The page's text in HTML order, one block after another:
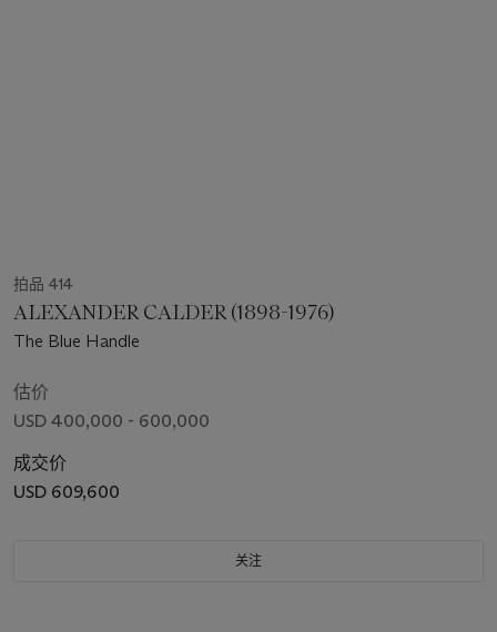
拍品 414
ALEXANDER CALDER (1898-1976)
The Blue Handle
估价
USD 400,000 - 600,000
成交价
USD 609,600
关注